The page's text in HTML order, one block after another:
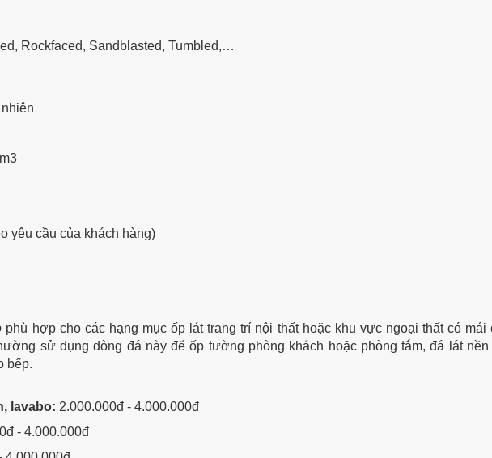
Rockfaced, Sandblasted, Tumbled,…
yêu cầu của khách hàng)
phù hợp cho các hạng mục ốp lát trang trí nội thất hoặc khu vực ngoại thất có
sử dụng dòng đá này để ốp tường phòng khách hoặc phòng tắm, đá lát
bếp.
lavabo: 2.000.000đ - 4.000.000đ
- 4.000.000đ